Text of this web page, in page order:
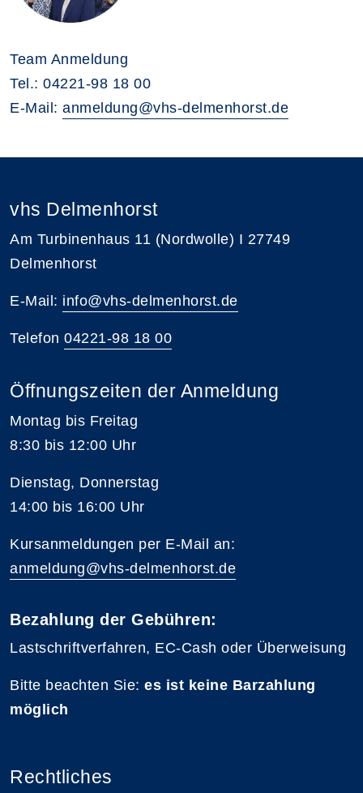
Team Anmeldung
Tel.: 04221-98 18 00
E-Mail: anmeldung@vhs-delmenhorst.de
vhs Delmenhorst
Am Turbinenhaus 11 (Nordwolle) I 27749
Delmenhorst
E-Mail: info@vhs-delmenhorst.de
Telefon 04221-98 18 00
Öffnungszeiten der Anmeldung
Montag bis Freitag
8:30 bis 12:00 Uhr
Dienstag, Donnerstag
14:00 bis 16:00 Uhr
Kursanmeldungen per E-Mail an:
anmeldung@vhs-delmenhorst.de
Bezahlung der Gebühren:
Lastschriftverfahren, EC-Cash oder Überweisung
Bitte beachten Sie: es ist keine Barzahlung
möglich
Rechtliches